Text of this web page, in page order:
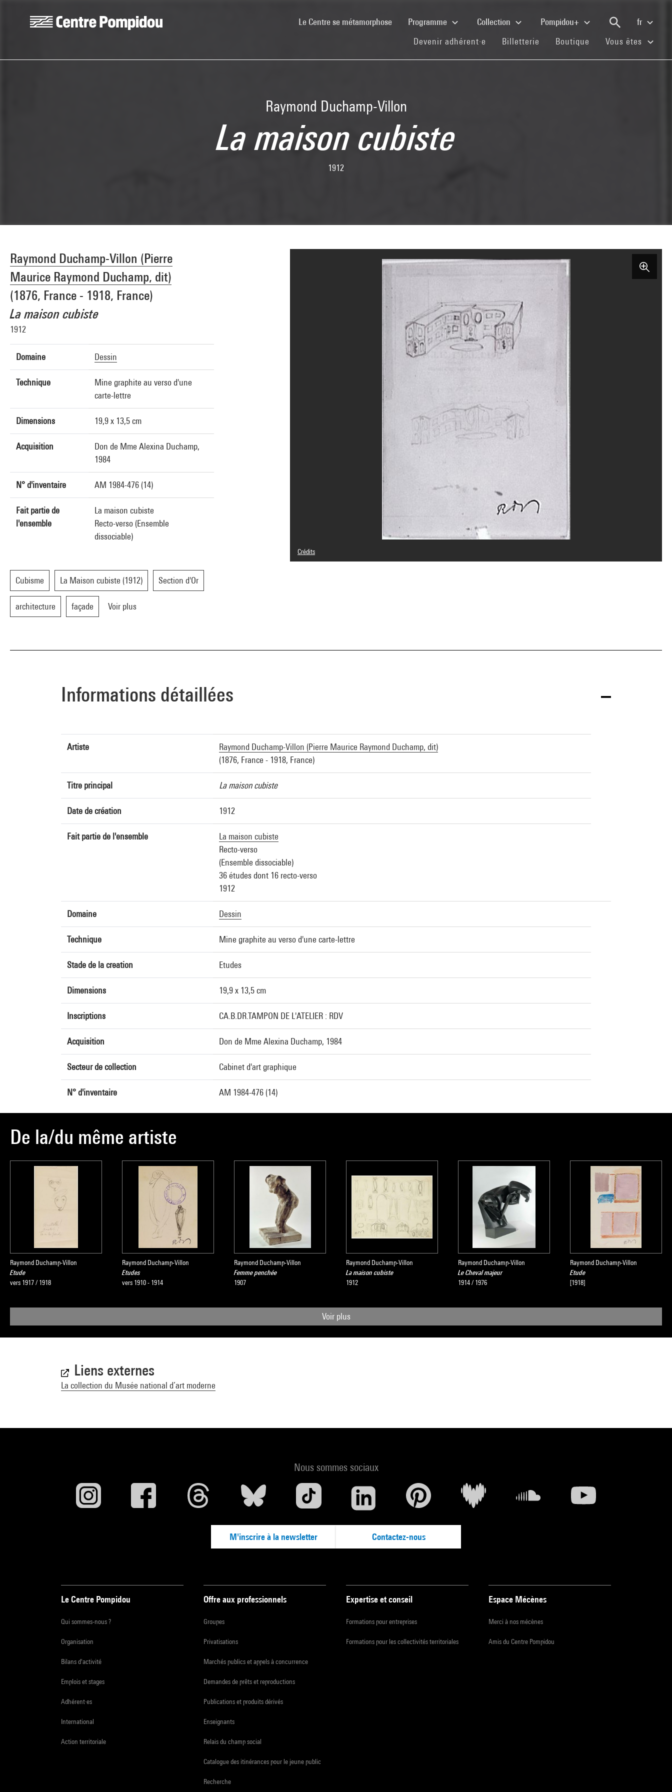
Le Centre se métamorphose(current)Programme Collection Pompidou+
fr
Devenir adhérent·e (current)
Billetterie (current)
Boutique (current)
Vous êtes
Raymond Duchamp-Villon
La maison cubiste
1912
Raymond Duchamp-Villon (Pierre
Maurice Raymond Duchamp, dit)
(1876, France - 1918, France)
La maison cubiste
1912
Domaine Dessin
Technique
Mine graphite au verso d'une
carte-lettre
Dimensions 19,9 x 13,5 cm
Acquisition
Don de Mme Alexina Duchamp,
1984
N° d'inventaire AM 1984-476 (14)
Fait partie de
l'ensemble
La maison cubiste
Recto-verso (Ensemble
dissociable)
Cubisme La Maison cubiste (1912) Section d'Or
architecture façade Voir plus
Crédits
Domaine public
Informations détaillées
Artiste
Raymond Duchamp-Villon (Pierre Maurice Raymond Duchamp, dit)
(1876, France - 1918, France)
Titre principal La maison cubiste
Date de création 1912
Fait partie de l'ensemble
La maison cubiste
Recto-verso
(Ensemble dissociable)
36 études dont 16 recto-verso
1912
Domaine Dessin
Technique Mine graphite au verso d'une carte-lettre
Stade de la creation Etudes
Dimensions 19,9 x 13,5 cm
Inscriptions CA.B.DR.TAMPON DE L'ATELIER : RDV
Acquisition Don de Mme Alexina Duchamp, 1984
Secteur de collection Cabinet d'art graphique
N° d'inventaire AM 1984-476 (14)
De la/du même artiste
Raymond Duchamp-Villon
Etude
vers 1917 / 1918
Raymond Duchamp-Villon
Etudes
vers 1910 - 1914
Raymond Duchamp-Villon
Femme penchée
1907
Raymond Duchamp-Villon
La maison cubiste
1912
Raymond Duchamp-Villon
Le Cheval majeur
1914 / 1976
Raymond Duchamp-Villon
Etude
[1918]
Voir plus
Liens externes
La collection du Musée national d’art moderne
Nous sommes sociaux
M'inscrire à la newsletter Contactez-nous
Le Centre Pompidou
Qui sommes-nous ?
Organisation
Bilans d'activité
Emplois et stages
Adhérent·es
International
Action territoriale
Offre aux professionnels
Groupes
Privatisations
Marchés publics et appels à concurrence
Demandes de prêts et reproductions
Publications et produits dérivés
Enseignants
Relais du champ social
Catalogue des itinérances pour le jeune public
Recherche
Expertise et conseil
Formations pour entreprises
Formations pour les collectivités territoriales
Espace Mécènes
Merci à nos mécènes
Amis du Centre Pompidou